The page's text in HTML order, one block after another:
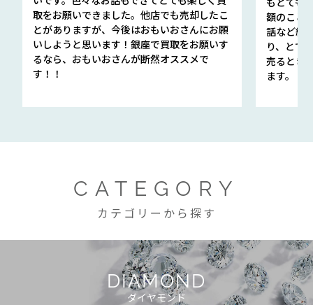
取をお願いできました。他店でも売却したこ
とがありますが、今後はおもいおさんにお願
いしようと思います！銀座で買取をお願いす
るなら、おもいおさんが断然オススメで
す！！
額のこと
話など細
り、とて
売るとき
ます。
CATEGORY
カテゴリーから探す
DIAMOND
ダイヤモンド